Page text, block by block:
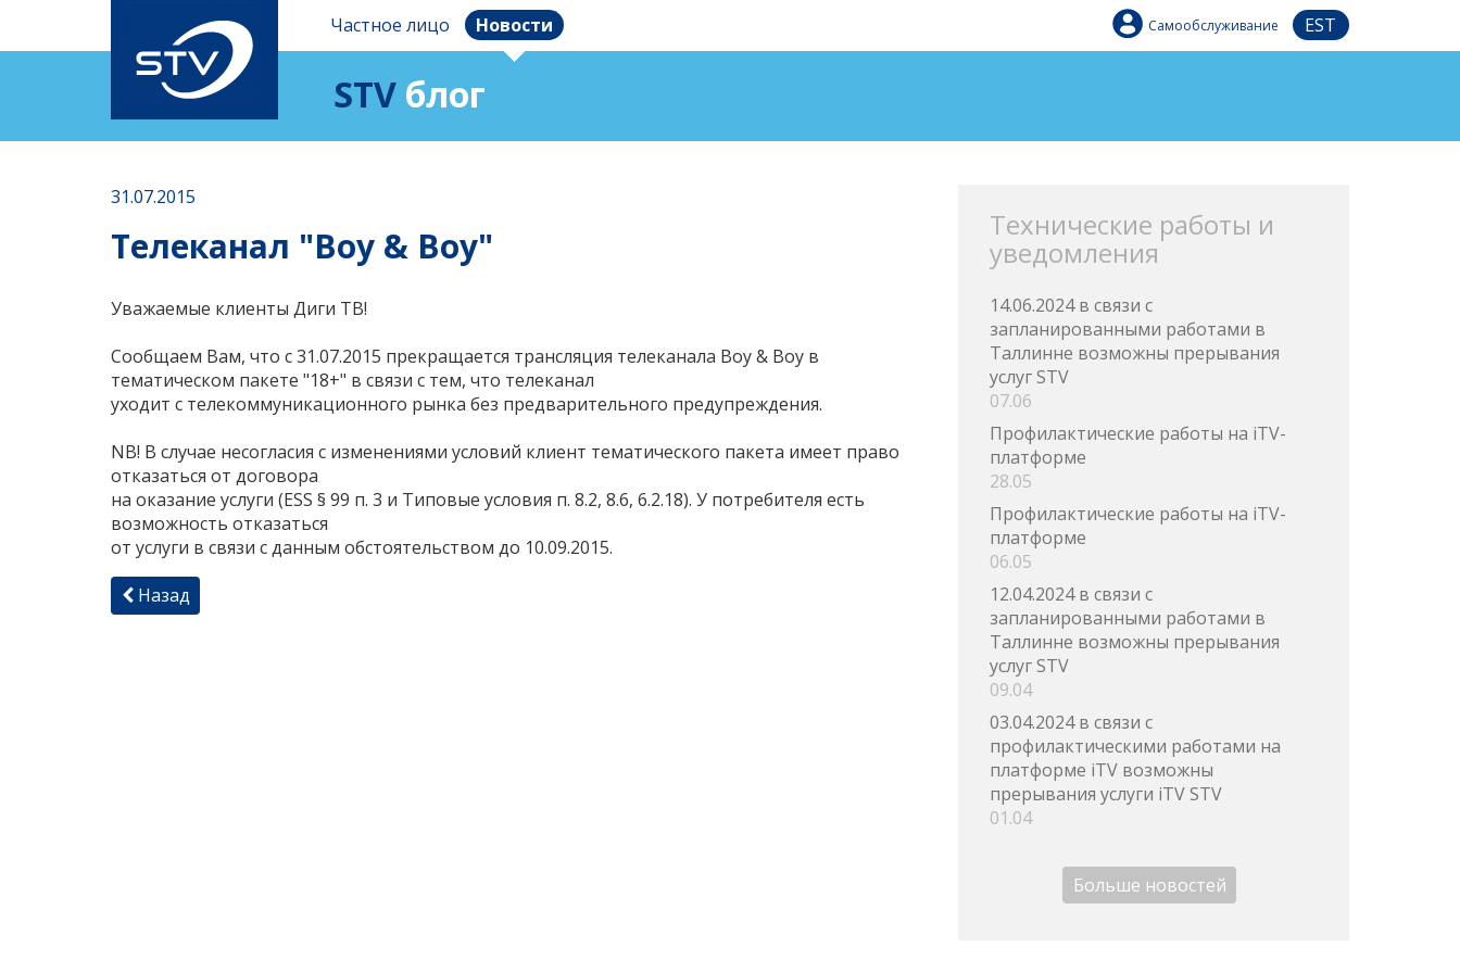
Частное лицо Новости Самообслуживание EST
STV блог
31.07.2015
Телеканал "Boy & Boy"
Уважаемые клиенты Диги ТВ!
Сообщаем Вам, что с 31.07.2015 прекращается трансляция телеканала Boy & Boy в
тематическом пакете "18+" в связи с тем, что телеканал
уходит с телекоммуникационного рынка без предварительного предупреждения.
NB! В случае несогласия с изменениями условий клиент тематического пакета имеет право
отказаться от договора
на оказание услуги (ESS § 99 п. 3 и Типовые условия п. 8.2, 8.6, 6.2.18). У потребителя есть
возможность отказаться
от услуги в связи с данным обстоятельством до 10.09.2015.
Назад
Технические работы и
уведомления
14.06.2024 в связи с
запланированными работами в
Таллинне возможны прерывания
услуг STV
07.06
Профилактические работы на iTV-
платформе
28.05
Профилактические работы на iTV-
платформе
06.05
12.04.2024 в связи с
запланированными работами в
Таллинне возможны прерывания
услуг STV
09.04
03.04.2024 в связи с
профилактическими работами на
платформе iTV возможны
прерывания услуги iTV STV
01.04
Больше новостей